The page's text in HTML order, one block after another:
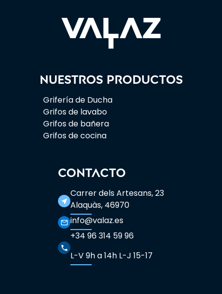
Nuestros productos
Grifería de Ducha
Grifos de lavabo
Grifos de bañera
Grifos de cocina
CONTACTO
near_me
Carrer dels Artesans, 23
Alaquàs, 46970
mail_outline info@valaz.es
phone
+34 96 314 59 96
L-V 9h a 14h L-J 15-17